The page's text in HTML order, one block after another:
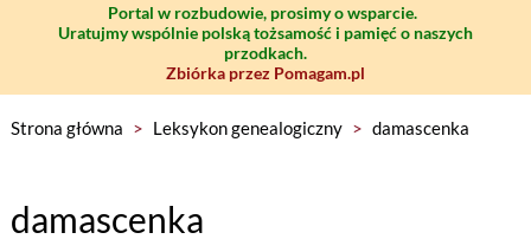
Portal w rozbudowie, prosimy o wsparcie.
Uratujmy wspólnie polską tożsamość i pamięć o naszych
przodkach.
Zbiórka przez Pomagam.pl
Strona główna > Leksykon genealogiczny > damascenka
damascenka